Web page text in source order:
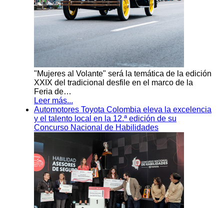
"Mujeres al Volante" será la temática de la edición
XXIX del tradicional desfile en el marco de la
Feria de…
Leer más...
Automotores Toyota Colombia eleva la excelencia
y el talento local en la 12.ª edición de su
Concurso Nacional de Habilidades